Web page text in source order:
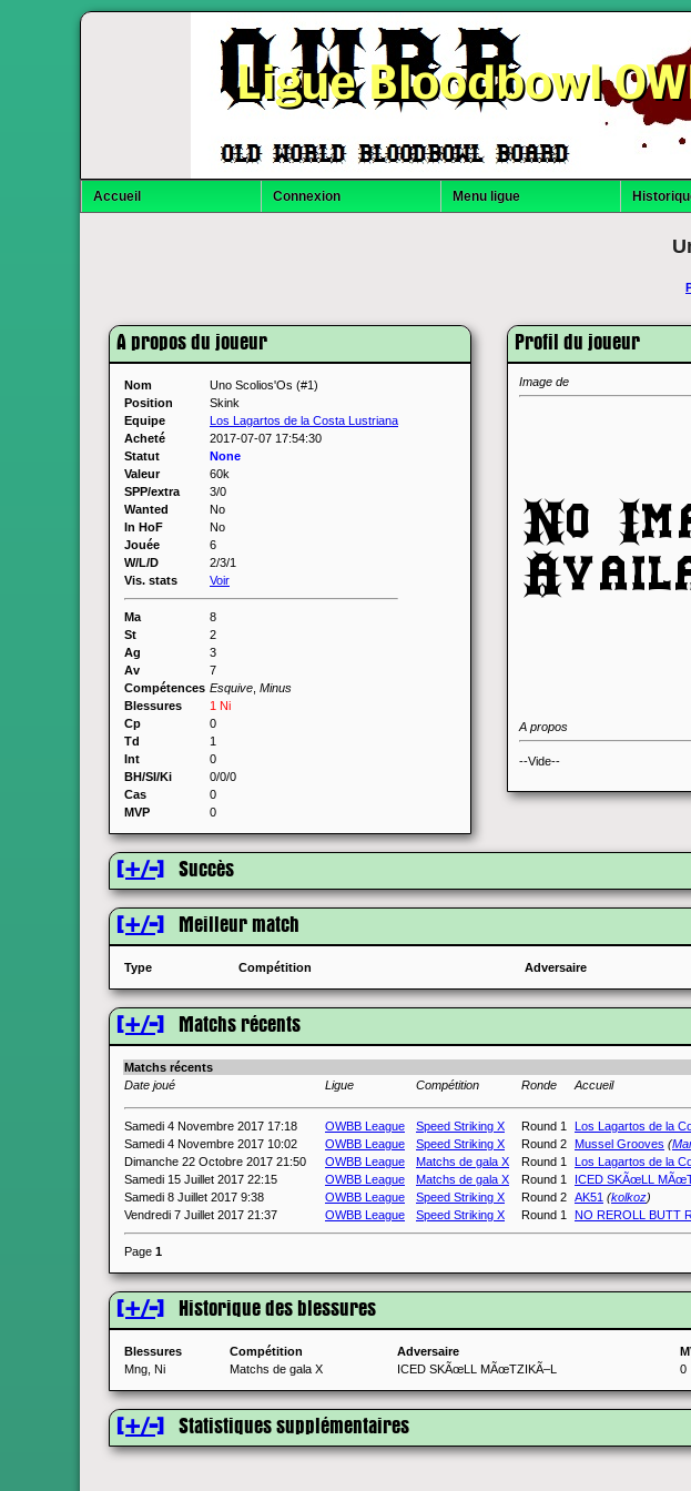
Ligue Bloodbowl
Accueil Connexion Menu ligue
A propos du joueur
Nom
Uno Scolios'Os (#1)
Position
Skink
Equipe
Los Lagartos de la Costa Lustriana
Acheté
2017-07-07 17:54:30
Statut
None
Valeur
60k
SPP/extra
3/0
Wanted
No
In HoF
No
Jouée
6
W/L/D
2/3/1
Vis. stats
Voir
Ma
8
St
2
Ag
3
Av
7
Compétences Esquive Minus
Blessures
1 Ni
Cp
0
Td
1
Int
0
BH/SI/Ki
0/0/0
Cas
0
MVP
0
Profil du joueur
Image de
A propos
--Vide--
[+/-] Succès
[+/-] Meilleur match
Type Compétition Adversaire
[+/-] Matchs récents
Matchs récents
Date joué
Ligue Compétition Ronde Accueil
Samedi 4 Novembre 2017 17:18 OWBB League Speed Striking X Round 1 Los Lagartos de la
Samedi 4 Novembre 2017 10:02
OWBB League Speed Striking X Round 2 Mussel Grooves (
Dimanche 22 Octobre 2017 21:50
OWBB League Matchs de gala X Round 1 Los Lagartos de la
Samedi 15 Juillet 2017 22:15
OWBB League Matchs de gala X Round 1 ICED SKÃœLL
Samedi 8 Juillet 2017 9:38
OWBB League Speed Striking X Round 2 AK51 (kolkoz)
Vendredi 7 Juillet 2017 21:37
OWBB League Speed Striking X Round 1 NO REROLL BUTT
Page 1
[+/-] Historique des blessures
Blessures Compétition Adversaire
Mng, Ni
Matchs de gala X ICED SKÃœLL MÃœTZIKÃ–L 0
[+/-] Statistiques supplémentaires